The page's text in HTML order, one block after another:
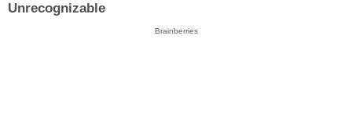
Unrecognizable
Brainberries